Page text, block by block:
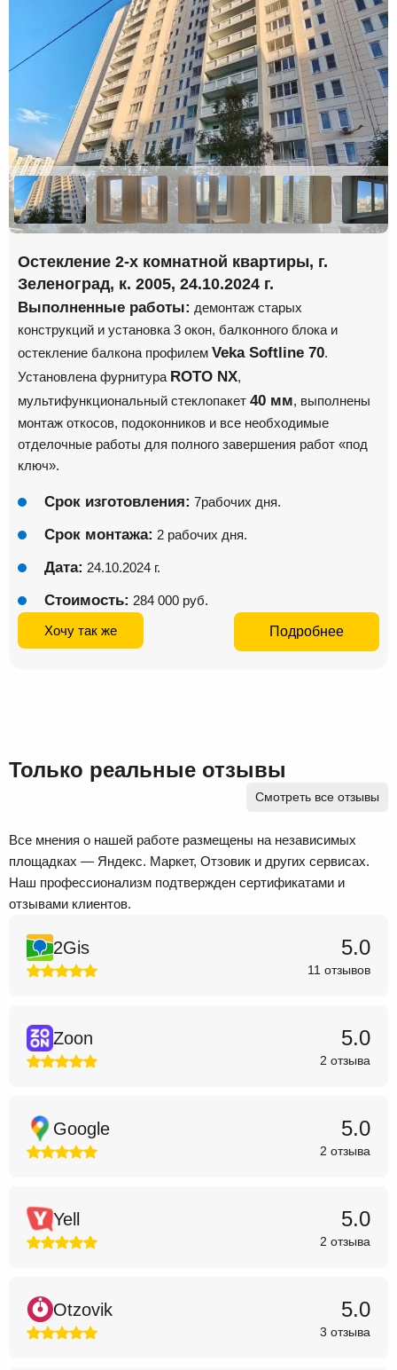
Остекление 2-х комнатной квартиры, г.
Зеленоград, к. 2005, 24.10.2024 г.
Выполненные работы: демонтаж старых
конструкций и установка 3 окон, балконного блока и
остекление балкона профилем Veka Softline 70.
Установлена фурнитура ROTO NX,
мультифункциональный стеклопакет 40 мм, выполнены
монтаж откосов, подоконников и все необходимые
отделочные работы для полного завершения работ «под
ключ».
Срок изготовления: 7рабочих дня.
Срок монтажа: 2 рабочих дня.
Дата: 24.10.2024 г.
Стоимость: 284 000 руб.
Хочу так же
Подробнее
Только реальные отзывы
Смотреть все отзывы
Все мнения о нашей работе размещены на независимых
площадках — Яндекс. Маркет, Отзовик и других сервисах.
Наш профессионализм подтвержден сертификатами и
отзывами клиентов.
2Gis 5.0
11 отзывов
Zoon 5.0
2 отзыва
Google 5.0
2 отзыва
Yell 5.0
2 отзыва
Otzovik 5.0
3 отзыва